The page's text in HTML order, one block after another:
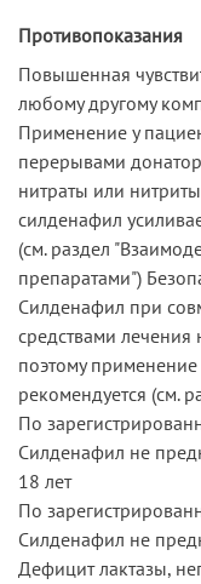
Противопоказания
Повышенная
любому другому
Применение у
перерывами
нитраты или
силденафил
(см. раздел
препаратами")
Силденафил при
средствами
поэтому
рекомендуется (см.
По
Силденафил не
18 лет
По
Силденафил не
Дефицит лактазы,